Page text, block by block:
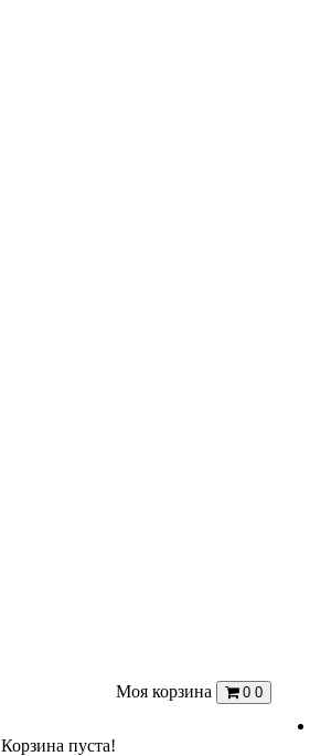
Моя корзина 0 0
Корзина пуста!